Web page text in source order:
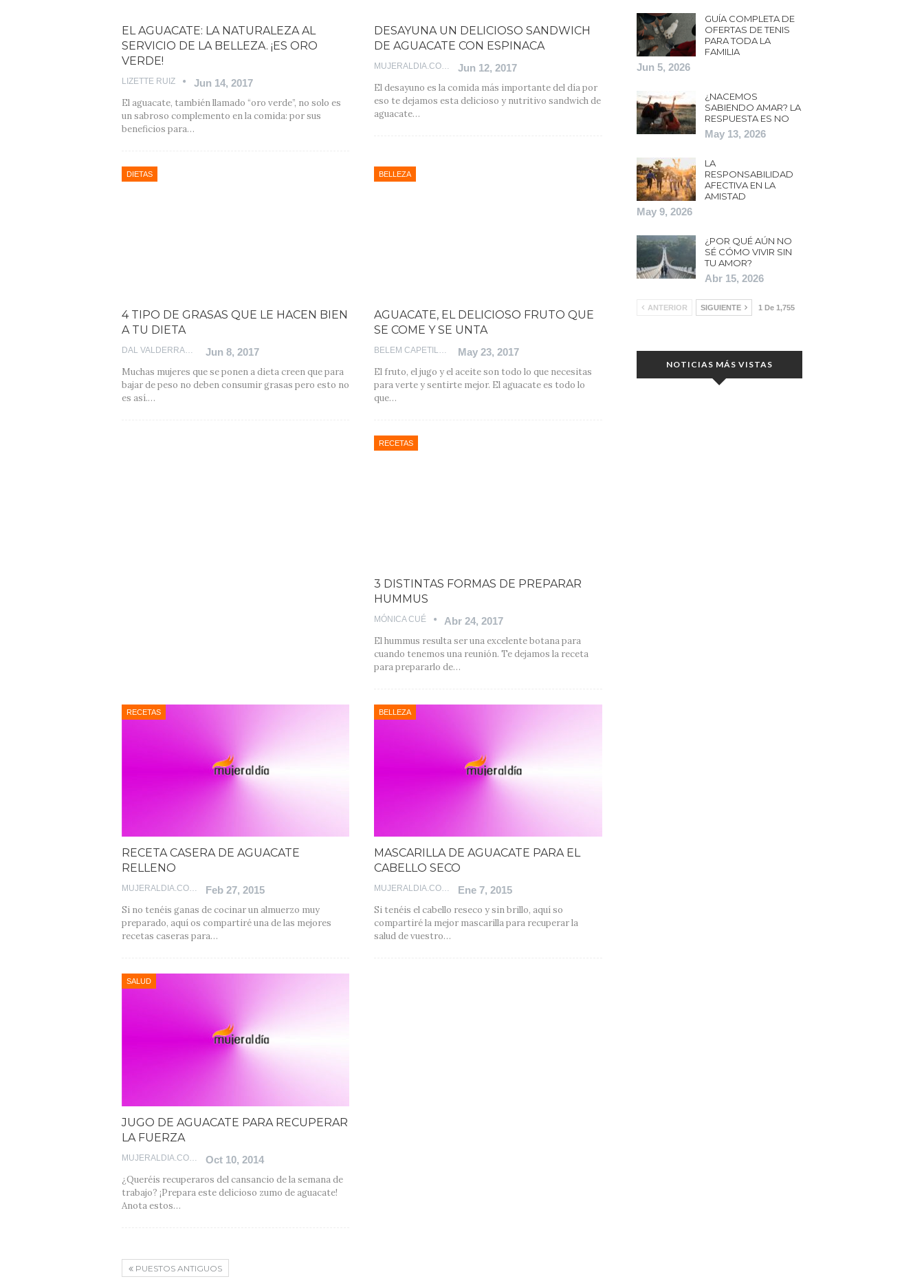
EL AGUACATE: LA NATURALEZA AL
SERVICIO DE LA BELLEZA. ¡ES ORO
VERDE!
LIZETTE RUIZ
Jun 14, 2017
El aguacate, también llamado “oro verde”, no solo es
un sabroso complemento en la comida: por sus
beneficios para…
DESAYUNA UN DELICIOSO SANDWICH
DE AGUACATE CON ESPINACA
Jun 12, 2017
El desayuno es la comida más importante del día por
eso te dejamos esta delicioso y nutritivo sandwich de
aguacate…
DIETAS
4 TIPO DE GRASAS QUE LE HACEN BIEN
A TU DIETA
DAL VALDERRABANO
Jun 8, 2017
Muchas mujeres que se ponen a dieta creen que para
bajar de peso no deben consumir grasas pero esto no
es así.…
BELLEZA
AGUACATE, EL DELICIOSO FRUTO QUE
SE COME Y SE UNTA
BELEM CAPETILLO
May 23, 2017
El fruto, el jugo y el aceite son todo lo que necesitas
para verte y sentirte mejor. El aguacate es todo lo
que…
RECETAS
3 DISTINTAS FORMAS DE PREPARAR
HUMMUS
MÓNICA CUÉ
Abr 24, 2017
El hummus resulta ser una excelente botana para
cuando tenemos una reunión. Te dejamos la receta
para prepararlo de…
RECETAS
RECETA CASERA DE AGUACATE
RELLENO
MUJERALDIA.COM
Feb 27, 2015
Si no tenéis ganas de cocinar un almuerzo muy
preparado, aquí os compartiré una de las mejores
recetas caseras para…
BELLEZA
MASCARILLA DE AGUACATE PARA EL
CABELLO SECO
MUJERALDIA.COM
Ene 7, 2015
Si tenéis el cabello reseco y sin brillo, aquí so
compartiré la mejor mascarilla para recuperar la
salud de vuestro…
SALUD
JUGO DE AGUACATE PARA RECUPERAR
LA FUERZA
Oct 10, 2014
¿Queréis recuperaros del cansancio de la semana de
trabajo? ¡Prepara este delicioso zumo de aguacate!
Anota estos…
PUESTOS ANTIGUOS
GUÍA COMPLETA DE
OFERTAS DE TENIS
PARA TODA LA
FAMILIA
Jun 5, 2026
¿NACEMOS
SABIENDO AMAR? LA
RESPUESTA ES NO
May 13, 2026
LA
RESPONSABILIDAD
AFECTIVA EN LA
AMISTAD
May 9, 2026
¿POR QUÉ AÚN NO
SÉ CÓMO VIVIR SIN
TU AMOR?
Abr 15, 2026
ANTERIOR SIGUIENTE 1 De 1,755
NOTICIAS MÁS VISTAS